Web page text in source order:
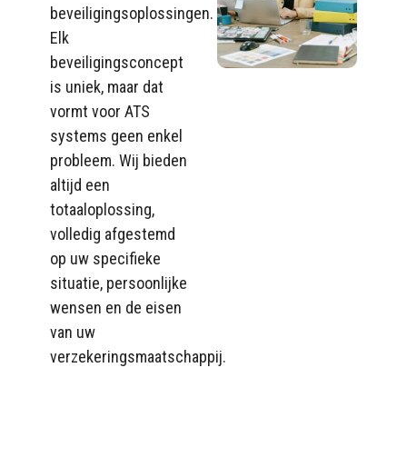
beveiligingsoplossingen.
Elk
beveiligingsconcept
is uniek, maar dat
vormt voor ATS
systems geen enkel
probleem. Wij bieden
altijd een
totaaloplossing,
volledig afgestemd
op uw specifieke
situatie, persoonlijke
wensen en de eisen
van uw
verzekeringsmaatschappij.